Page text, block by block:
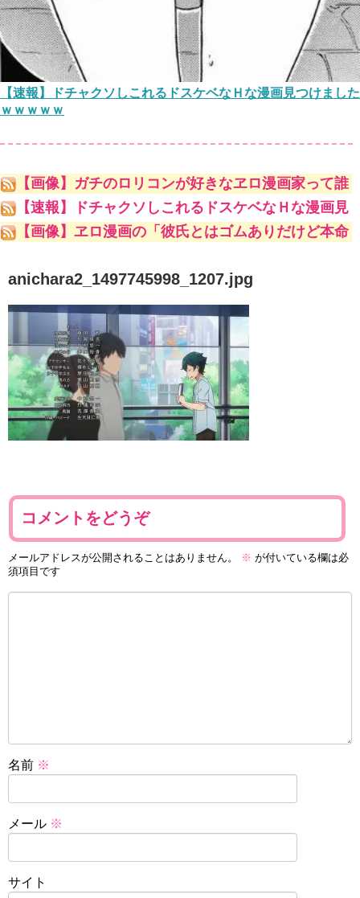
【速報】ドチャクソしこれるドスケベなＨな漫画見つけました
ｗｗｗｗｗ
【画像】ガチのロリコンが好きなヱロ漫画家って誰
やｗｗｗｗｗ
【速報】ドチャクソしこれるドスケベなＨな漫画見
つけましたｗｗｗｗｗ
【画像】ヱロ漫画の「彼氏とはゴムありだけど本命
anichara2_1497745998_1207.jpg
コメントをどうぞ
メールアドレスが公開されることはありません。 ※ が付いている欄は必
須項目です
名前 ※
メール ※
サイト